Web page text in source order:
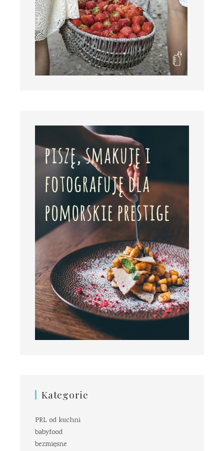
Kategorie
PRL od kuchni
babyfood
bezmięsne